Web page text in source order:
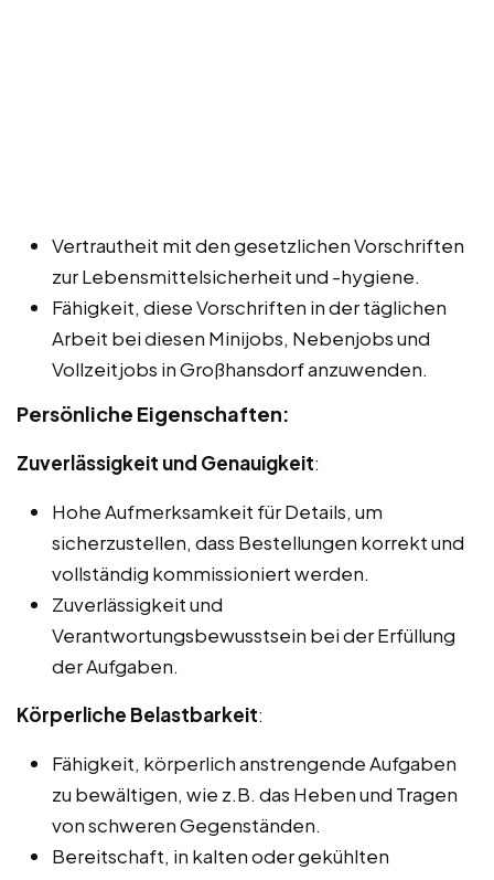
Vertrautheit mit den gesetzlichen Vorschriften
zur Lebensmittelsicherheit und -hygiene.
Fähigkeit, diese Vorschriften in der täglichen
Arbeit bei diesen Minijobs, Nebenjobs und
Vollzeitjobs in Großhansdorf anzuwenden.
Persönliche Eigenschaften:
Zuverlässigkeit und Genauigkeit:
Hohe Aufmerksamkeit für Details, um
sicherzustellen, dass Bestellungen korrekt und
vollständig kommissioniert werden.
Zuverlässigkeit und
Verantwortungsbewusstsein bei der Erfüllung
der Aufgaben.
Körperliche Belastbarkeit:
Fähigkeit, körperlich anstrengende Aufgaben
zu bewältigen, wie z.B. das Heben und Tragen
von schweren Gegenständen.
Bereitschaft, in kalten oder gekühlten